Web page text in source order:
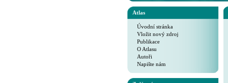
Atlas
Úvodní stránka
Vložit nový zdroj
Publikace
O Atlasu
Autoři
Napište nám